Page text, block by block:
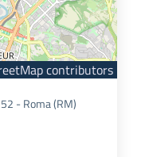
contributors
- Roma (RM)